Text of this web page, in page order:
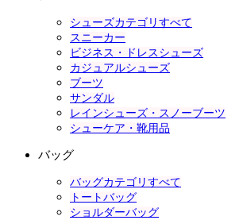
シューズカテゴリすべて
スニーカー
ビジネス・ドレスシューズ
カジュアルシューズ
ブーツ
サンダル
レインシューズ・スノーブーツ
シューケア・靴用品
バッグ
バッグカテゴリすべて
トートバッグ
ショルダーバッグ